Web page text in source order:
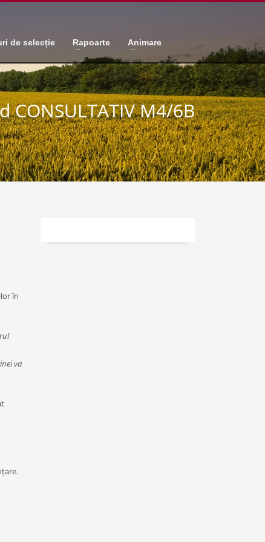
de selecție Rapoarte
Animare
CONSULTATIV M4/6B
în
va